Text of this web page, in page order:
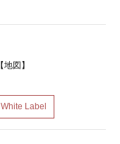
【地図】
White Label